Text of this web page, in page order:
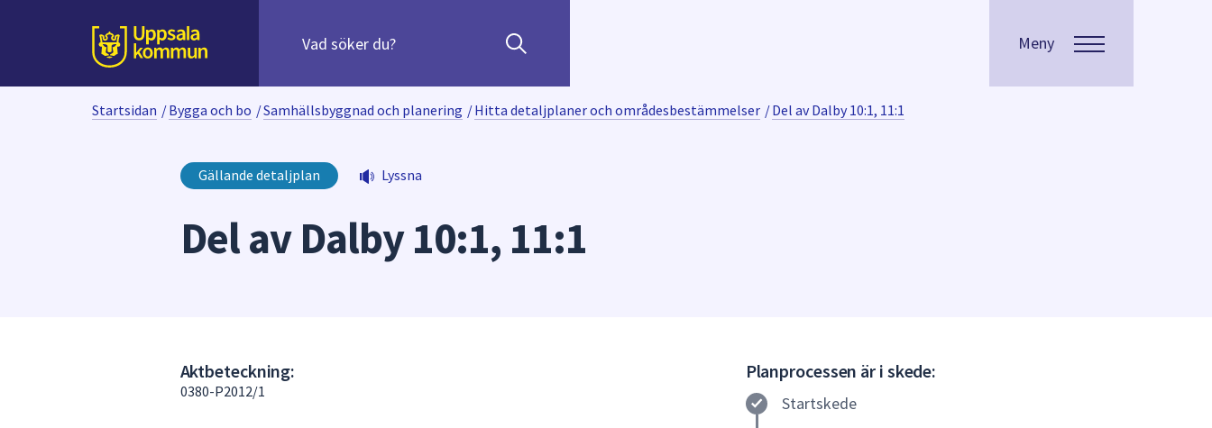
Till sidans
huvudinnehåll
innehåll
När
börjar
skriva
sökfältet
kommer
Använd
piltangenterna
Meny
Startsidan /Bygga och bo /Samhällsbyggnad och planering /Hitta detaljplaner och områdesbestämmelser /Del av Dalby 10:1, 11:1
Gällande detaljplan Lyssna
Del av Dalby 10:1, 11:1
Aktbeteckning:
0380-P2012/1
Planprocessen är i skede:
Startskede